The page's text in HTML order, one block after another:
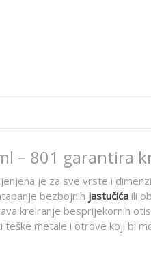
– 801 garantira
je za sve vrste i
bezbojnih jastučića ili
kreiranje besprijekornih
teške metale i otrove koji bi